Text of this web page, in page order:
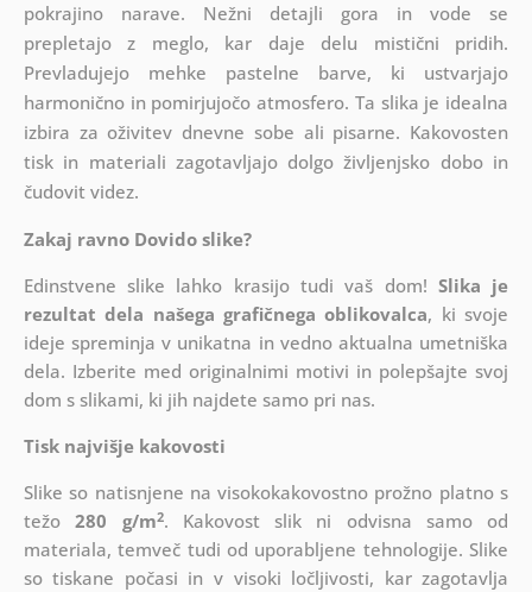
pokrajino narave. Nežni detajli gora in vode se
prepletajo z meglo, kar daje delu mistični pridih.
Prevladujejo mehke pastelne barve, ki ustvarjajo
harmonično in pomirjujočo atmosfero. Ta slika je idealna
izbira za oživitev dnevne sobe ali pisarne. Kakovosten
tisk in materiali zagotavljajo dolgo življenjsko dobo in
čudovit videz.
Zakaj ravno Dovido slike?
Edinstvene slike lahko krasijo tudi vaš dom! Slika je
rezultat dela našega grafičnega oblikovalca, ki svoje
ideje spreminja v unikatna in vedno aktualna umetniška
dela. Izberite med originalnimi motivi in polepšajte svoj
dom s slikami, ki jih najdete samo pri nas.
Tisk najvišje kakovosti
Slike so natisnjene na visokokakovostno prožno platno s
težo280 g/m2. Kakovost slik ni odvisna samo od
materiala, temveč tudi od uporabljene tehnologije. Slike
so tiskane počasi in v visoki ločljivosti, kar zagotavlja